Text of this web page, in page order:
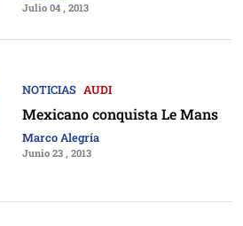
Julio 04 , 2013
NOTICIAS AUDI
Mexicano conquista Le Mans
Marco Alegría
Junio 23 , 2013